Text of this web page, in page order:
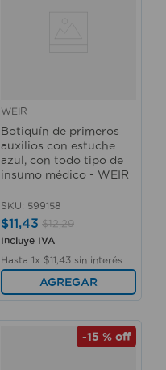
WEIR
Botiquín de primeros
auxilios con estuche
azul, con todo tipo de
insumo médico - WEIR
SKU: 599158
$11,43 $12,29
Incluye IVA
Hasta 1x $11 43 sin interés
AGREGAR
-15 % off